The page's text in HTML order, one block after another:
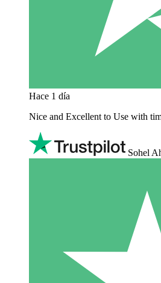
Hace 1 día
Nice and Excellent to Use with
Sohel